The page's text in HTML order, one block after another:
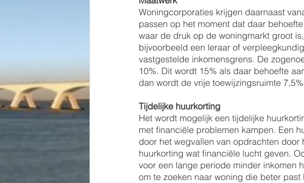
Woningcorporaties krijgen daarnaast
passen op het moment dat daar
waar de druk op de woningmarkt groot
bijvoorbeeld een leraar of
vastgestelde inkomensgrens. De
10%. Dit wordt 15% als daar behoefte
dan wordt de vrije toewijzingsruimte
Tijdelijke huurkorting
Het wordt mogelijk een tijdelijke
met financiële problemen kampen. Een
door het wegvallen van opdrachten door
huurkorting wat financiële lucht geven.
voor een lange periode minder inkomen
om te zoeken naar woning die beter